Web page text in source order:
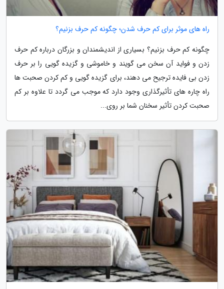
راه های موثر برای کم حرف شدن؛ چگونه کم حرف بزنیم؟
چگونه کم حرف بزنیم؟ بسیاری از اندیشمندان و بزرگان درباره کم حرف
زدن و فواید آن سخن می گویند و خاموشی و گزیده گویی را بر حرف
زدن بی فایده ترجیح می دهند، برای گزیده گویی و کم کردن صحبت ها
راه چاره های تأثیرگذاری وجود دارد که موجب می گردد تا علاوه بر کم
صحبت کردن تأثیر سخنان شما بر روی...